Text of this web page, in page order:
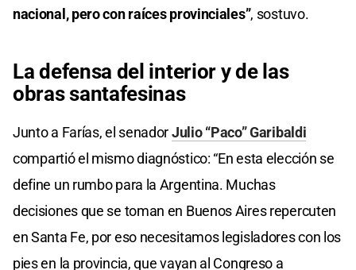
nacional, pero con raíces provinciales”, sostuvo.
La defensa del interior y de las
obras santafesinas
Junto a Farías, el senadorJulio “Paco” Garibaldi
compartió el mismo diagnóstico: “En esta elección se
define un rumbo para la Argentina. Muchas
decisiones que se toman en Buenos Aires repercuten
en Santa Fe, por eso necesitamos legisladores con los
pies en la provincia, que vayan al Congreso a